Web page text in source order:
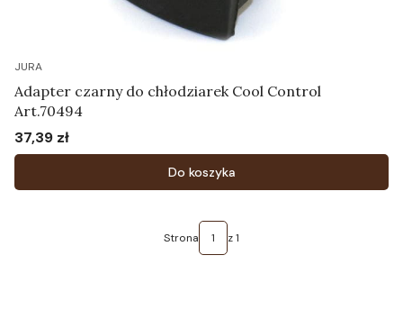
JURA
Adapter czarny do chłodziarek Cool Control
Art.70494
Cena
37,39 zł
Do koszyka
Strona z 1